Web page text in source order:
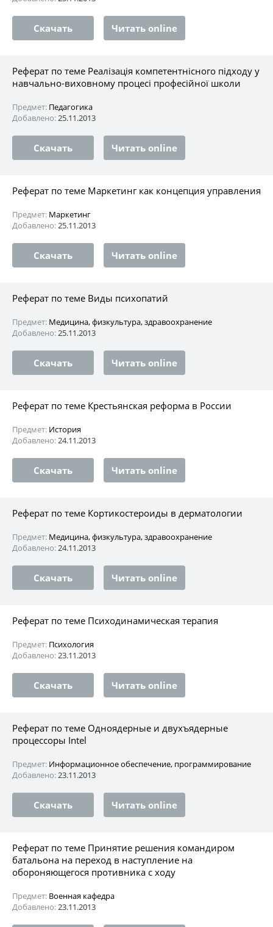
Скачать Читать online
Реферат по теме Реалізація компетентнісного підходу у
навчально-виховному процесі професійної школи
Предмет: Педагогика
Добавлено:25.11.2013
Скачать Читать online
Реферат по теме Маркетинг как концепция управления
Предмет: Маркетинг
Добавлено:25.11.2013
Скачать Читать online
Реферат по теме Виды психопатий
Предмет: Медицина, физкультура, здравоохранение
Добавлено:25.11.2013
Скачать Читать online
Реферат по теме Крестьянская реформа в России
Предмет: История
Добавлено:24.11.2013
Скачать Читать online
Реферат по теме Кортикостероиды в дерматологии
Предмет: Медицина, физкультура, здравоохранение
Добавлено:24.11.2013
Скачать Читать online
Реферат по теме Психодинамическая терапия
Предмет: Психология
Добавлено:23.11.2013
Скачать Читать online
Реферат по теме Одноядерные и двухъядерные
процессоры Intel
Предмет: Информационное обеспечение, программирование
Добавлено:23.11.2013
Скачать Читать online
Реферат по теме Принятие решения командиром
батальона на переход в наступление на
обороняющегося противника с ходу
Предмет: Военная кафедра
Добавлено:23.11.2013